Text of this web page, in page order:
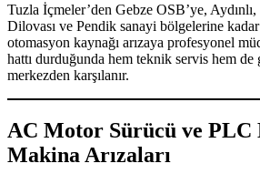
Tuzla İçmeler’den Gebze OSB’ye, Aydınlı,
Dilovası ve Pendik sanayi bölgelerine
otomasyon kaynağı arızaya profesyonel
hattı durduğunda hem teknik servis hem
merkezden karşılanır.
AC Motor Sürücü ve PLC
Makina Arızaları